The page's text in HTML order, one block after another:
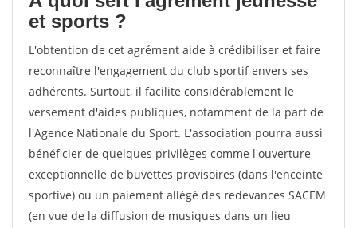
et sports ?
L'obtention de cet agrément aide à crédibiliser et faire
reconnaître l'engagement du club sportif envers ses
adhérents. Surtout, il facilite considérablement le
versement d'aides publiques, notamment de la part de
l'Agence Nationale du Sport. L'association pourra aussi
bénéficier de quelques privilèges comme l'ouverture
exceptionnelle de buvettes provisoires (dans l'enceinte
sportive) ou un paiement allégé des redevances SACEM
(en vue de la diffusion de musiques dans un lieu